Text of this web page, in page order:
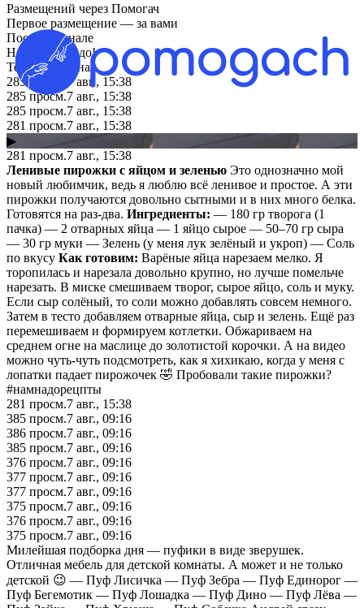
Размещений через Помогач
Первое размещение — за вами
Посты в канале
Нам такое надо!
Telegram
· канал
285 просм.
7 авг., 15:38
285 просм.7 авг., 15:38
285 просм.7 авг., 15:38
281 просм.7 авг., 15:38
▶
281 просм.7 авг., 15:38
Ленивые пирожки с яйцом и зеленью Это однозначно мой
новый любимчик, ведь я люблю всё ленивое и простое. А эти
пирожки получаются довольно сытными и в них много белка.
Готовятся на раз-два. Ингредиенты: — 180 гр творога (1
пачка) — 2 отварных яйца — 1 яйцо сырое — 50–70 гр сыра
— 30 гр муки — Зелень (у меня лук зелёный и укроп) — Соль
по вкусу Как готовим: Варёные яйца нарезаем мелко. Я
торопилась и нарезала довольно крупно, но лучше помельче
нарезать. В миске смешиваем творог, сырое яйцо, соль и муку.
Если сыр солёный, то соли можно добавлять совсем немного.
Затем в тесто добавляем отварные яйца, сыр и зелень. Ещё раз
перемешиваем и формируем котлетки. Обжариваем на
среднем огне на маслице до золотистой корочки. А на видео
можно чуть-чуть подсмотреть, как я хихикаю, когда у меня с
лопатки падает пирожочек 🤣 Пробовали такие пирожки?
#намнадорецпты
281 просм.7 авг., 15:38
385 просм.7 авг., 09:16
386 просм.7 авг., 09:16
385 просм.7 авг., 09:16
376 просм.7 авг., 09:16
377 просм.7 авг., 09:16
377 просм.7 авг., 09:16
375 просм.7 авг., 09:16
376 просм.7 авг., 09:16
375 просм.7 авг., 09:16
Милейшая подборка дня — пуфики в виде зверушек.
Отличная мебель для детской комнаты. А может и не только
детской 😉 — Пуф Лисичка — Пуф Зебра — Пуф Единорог —
Пуф Бегемотик — Пуф Лошадка — Пуф Дино — Пуф Лёва —